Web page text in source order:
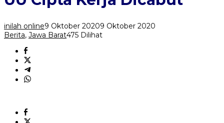
Meminta
Cipta
Kerja
Dicabut
inilah online9 Oktober 20209 Oktober 2020
Berita, Jawa Barat475 Dilihat